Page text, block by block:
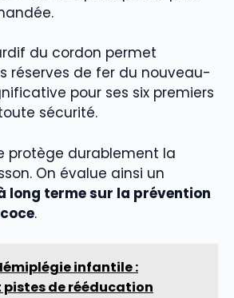
du cordon permet
réserves de fer du nouveau-
pour ses six premiers
sécurité.
protège durablement la
On évalue ainsi un
long terme sur la prévention
.
infantile :
de rééducation